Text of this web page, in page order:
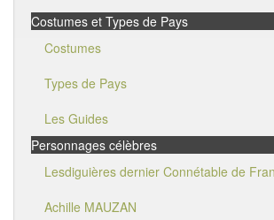
Costumes et Types de Pays
Costumes
Types de Pays
Les Guides
Personnages célèbres
Lesdiguières dernier Connétable de
Achille MAUZAN